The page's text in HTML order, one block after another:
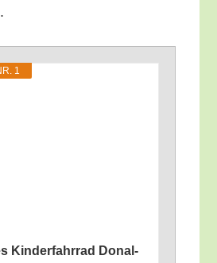
1
Kin­der­fahr­rad Donal­